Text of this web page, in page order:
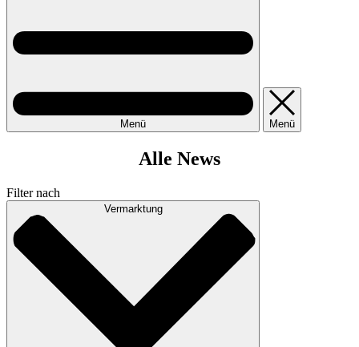
Menü Menü
Alle News
Filter nach
Vermarktung